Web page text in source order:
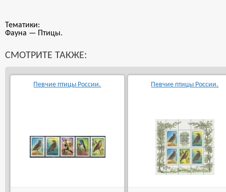
Тематики:
Фауна — Птицы.
СМОТРИТЕ ТАКЖЕ:
Певчие птицы России. Певчие птицы России.